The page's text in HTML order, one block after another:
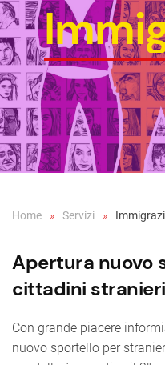
Home Servizi
Apertura nuovo
cittadini stranieri
Con grande piacere
nuovo sportello per